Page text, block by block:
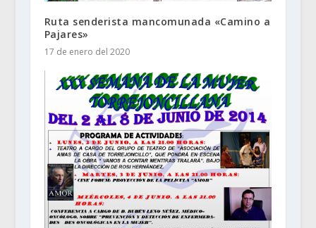
Ruta senderista mancomunada «Camino a
Pajares»
17 de enero del 2020